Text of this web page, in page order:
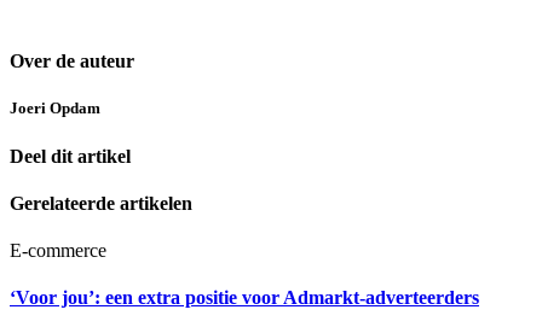
Over de auteur
Joeri Opdam
Deel dit artikel
Gerelateerde artikelen
E-commerce
‘Voor jou’: een extra positie voor Admarkt-adverteerders